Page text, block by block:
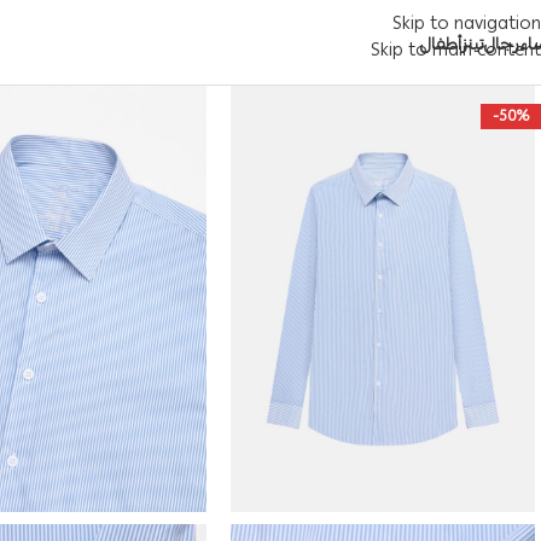
Skip to navigation
Skip to main content
رجالتينزأطفال
-50%